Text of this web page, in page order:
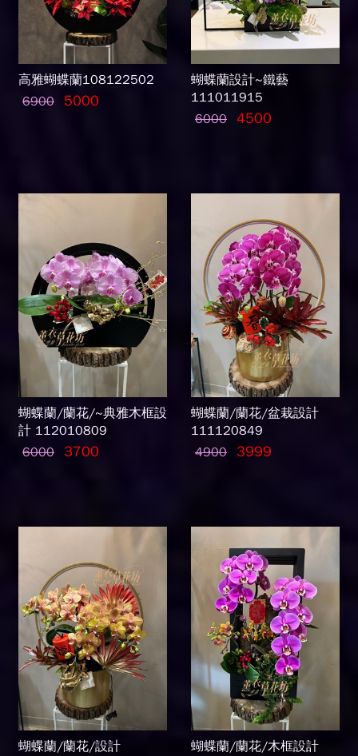
高雅蝴蝶蘭108122502
6900
5000
蝴蝶蘭設計~鐵藝
111011915
6000 4500
蝴蝶蘭/蘭花/~典雅木框設
計 112010809
6000 3700
蝴蝶蘭/蘭花/盆栽設計
111120849
4900 3999
蝴蝶蘭/蘭花/設計
蝴蝶蘭/蘭花/木框設計